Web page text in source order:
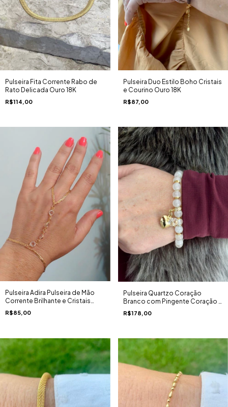
Pulseira Fita Corrente Rabo de
Rato Delicada Ouro 18K
R$114,00
Pulseira Duo Estilo Boho Cristais
e Courino Ouro 18K
R$87,00
Pulseira Adira Pulseira de Mão
Corrente Brilhante e Cristais
Ouro 18K
R$85,00
Pulseira Quartzo Coração
Branco com Pingente Coração e
Cristal Ouro 18K
R$178,00